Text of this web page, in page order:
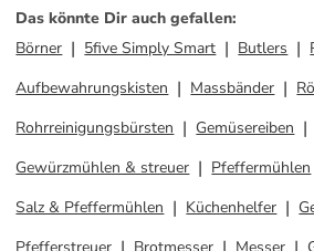
Das könnte Dir auch gefallen:
Börner
5five Simply Smart Butlers
Aufbewahrungskisten
Massbänder
Rohrreinigungsbürsten
Gemüsereiben
Gewürzmühlen & streuer
Pfeffermühlen
Salz & Pfeffermühlen
Küchenhelfer